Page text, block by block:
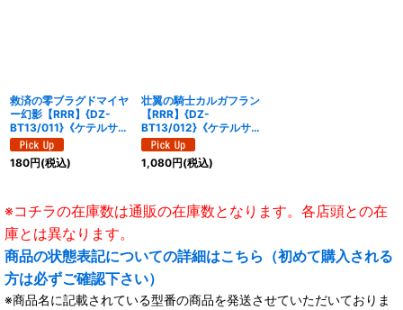
救済の零ブラグドマイヤ
ー幻影【RRR】{DZ-
BT13/011}《ケテルサン
クチュアリ》
180円(税込)
壮翼の騎士カルガフラン
【RRR】{DZ-
BT13/012}《ケテルサン
クチュアリ》
1,080円(税込)
※コチラの在庫数は通販の在庫数となります。各店頭との在
庫とは異なります。
商品の状態表記についての詳細はこちら（初めて購入される
方は必ずご確認下さい）
※商品名に記載されている型番の商品を発送させていただいておりま